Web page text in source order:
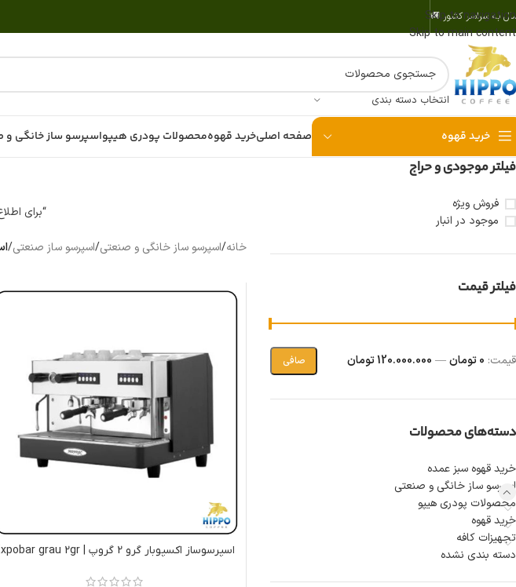
Skip to navigation
Skip to main content
به سراسر کشور 🚚
انتخاب دسته بندی
خرید قهوه صفحه اصلیخرید قهوهمحصولات پودری هیپواسپرسو ساز خانگی و
فیلتر موجودی و حراج
فروش ویژه
موجود در انبار
فیلتر قیمت
صافی قيمت: 0 تومان — 120.000.000 تومان
دسته‌های محصولات
خرید قهوه سبز عمده
اسپرسو ساز خانگی و صنعتی
محصولات پودری هیپو
خرید قهوه
تجهیزات کافه
دسته بندی نشده
“برای
خانه/اسپرسو ساز خانگی و صنعتی/اسپرسو ساز صنعتی/
اسپرسوساز اکسپوبار گرو 2 گروپ | Expobar grau 2gr